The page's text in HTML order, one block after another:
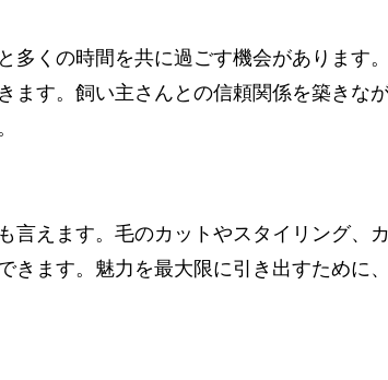
多くの時間を共に過ごす機会があります
ます。飼い主さんとの信頼関係を築きな
言えます。毛のカットやスタイリング、
きます。魅力を最大限に引き出すために